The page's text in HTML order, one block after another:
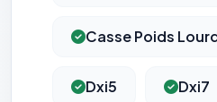
Casse Poids
Dxi5 Dxi7
Nécessaires au fonctionnement du
mémorisation de vos choix de